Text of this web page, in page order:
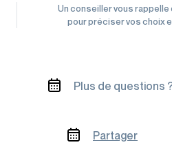
Un conseiller vous rappelle
pour préciser vos choix
Plus de questions
Partager